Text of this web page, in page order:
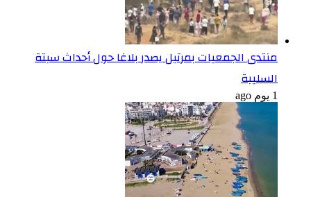
منتدى الجمعيات بمرتيل يصدر بلاغا حول أحداث سبتة
السليبة
1 يوم ago